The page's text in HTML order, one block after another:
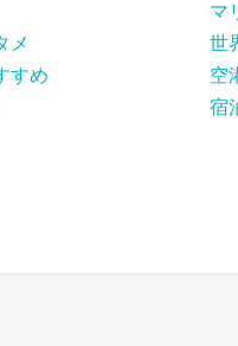
マ
メ
世
すめ
空
宿